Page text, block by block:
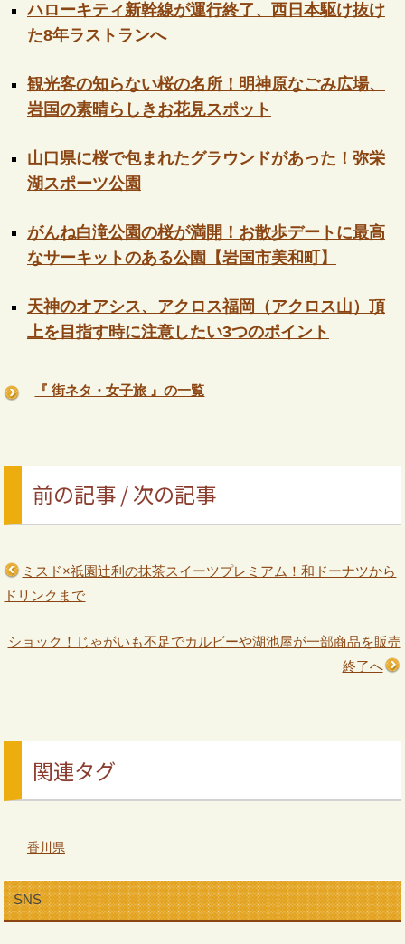
ハローキティ新幹線が運行終了、西日本駆け抜け
た8年ラストランへ
観光客の知らない桜の名所！明神原なごみ広場、
岩国の素晴らしきお花見スポット
山口県に桜で包まれたグラウンドがあった！弥栄
湖スポーツ公園
がんね白滝公園の桜が満開！お散歩デートに最高
なサーキットのある公園【岩国市美和町】
天神のオアシス、アクロス福岡（アクロス山）頂
上を目指す時に注意したい3つのポイント
『 街ネタ・女子旅 』の一覧
前の記事 / 次の記事
ミスド×祇園辻利の抹茶スイーツプレミアム！和ドーナツから
ドリンクまで
ショック！じゃがいも不足でカルビーや湖池屋が一部商品を販売
終了へ
関連タグ
香川県
SNS